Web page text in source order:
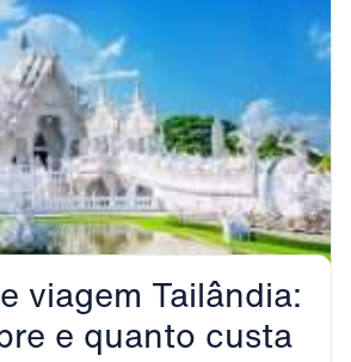
viagem Tailândia:
e quanto custa